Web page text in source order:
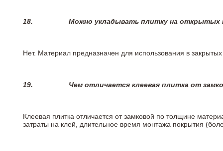
18. Можно укладывать плитку на открытых
Нет. Материал предназначен для использования в
19. Чем отличается клеевая плитка от
Клеевая плитка отличается от замковой по толщине
затраты на клей, длительное время монтажа покрытия